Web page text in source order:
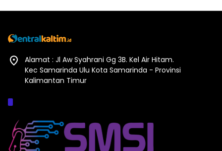
Alamat : Jl Aw Syahrani Gg 3B. Kel Air Hitam.
Kec Samarinda Ulu Kota Samarinda - Provinsi
Kalimantan Timur